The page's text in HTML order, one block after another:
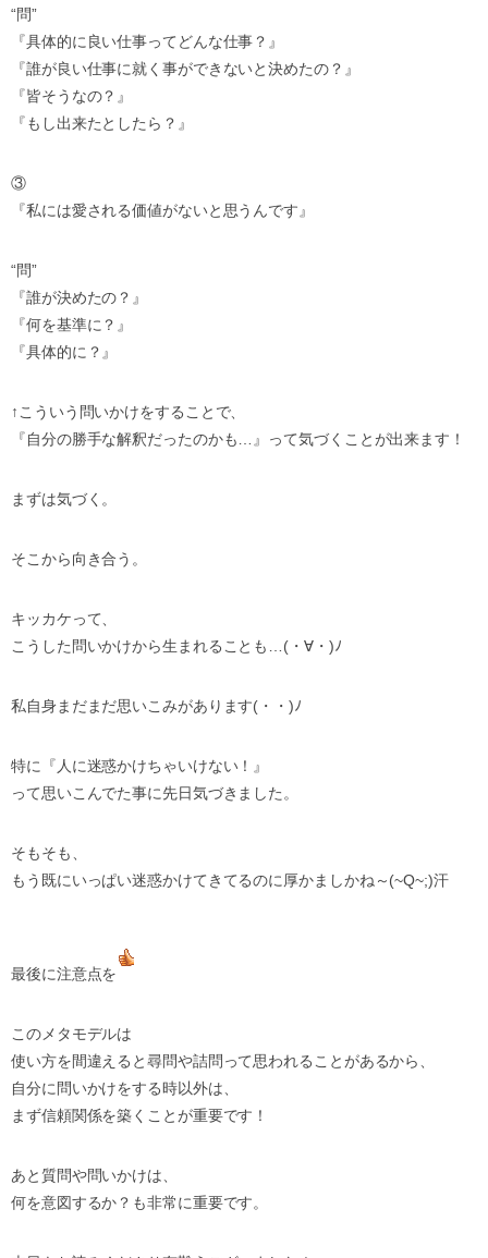
“問”
『具体的に良い仕事ってどんな仕事？』
『誰が良い仕事に就く事ができないと決めたの？』
『皆そうなの？』
『もし出来たとしたら？』
③
『私には愛される価値がないと思うんです』
“問”
『誰が決めたの？』
『何を基準に？』
『具体的に？』
↑こういう問いかけをすることで、
『自分の勝手な解釈だったのかも…』って気づくことが出来ます！
まずは気づく。
そこから向き合う。
キッカケって、
こうした問いかけから生まれることも…(・∀・)ﾉ
私自身まだまだ思いこみがあります(・・)ﾉ
特に『人に迷惑かけちゃいけない！』
って思いこんでた事に先日気づきました。
そもそも、
もう既にいっぱい迷惑かけてきてるのに厚かましかね～(~Q~;)汗
最後に注意点を
このメタモデルは
使い方を間違えると尋問や詰問って思われることがあるから、
自分に問いかけをする時以外は、
まず信頼関係を築くことが重要です！
あと質問や問いかけは、
何を意図するか？も非常に重要です。